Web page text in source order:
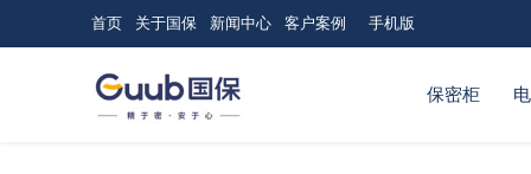
首页 关于国保 新闻中心 客户案例 手机版
保密柜